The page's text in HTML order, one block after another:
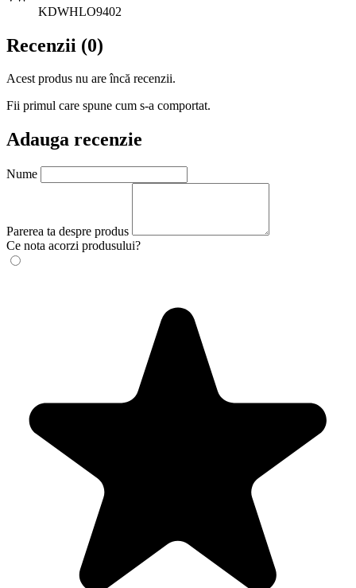
KDWHLO9402
Recenzii (0)
Acest produs nu are încă recenzii.
Fii primul care spune cum s-a comportat.
Adauga recenzie
Nume
Parerea ta despre produs
Ce nota acorzi produsului?